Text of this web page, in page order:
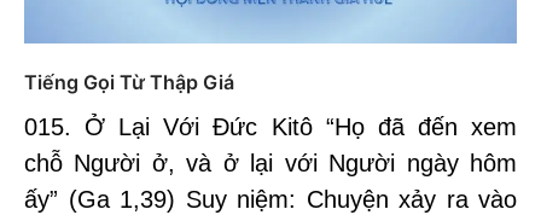
Tiếng Gọi Từ Thập Giá
015. Ở Lại Với Đức Kitô “Họ đã đến xem
chỗ Người ở, và ở lại với Người ngày hôm
ấy” (Ga 1,39) Suy niệm: Chuyện xảy ra vào